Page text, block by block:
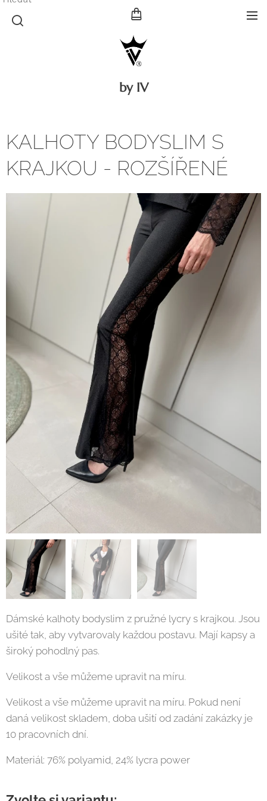
by IV
KALHOTY BODYSLIM S
KRAJKOU - ROZŠÍŘENÉ
Dámské kalhoty bodyslim z pružné lycry s krajkou. Jsou
ušité tak, aby vytvarovaly každou postavu. Mají kapsy a
široký pohodlný pas.
Velikost a vše můžeme upravit na míru.
Velikost a vše můžeme upravit na míru. Pokud není
daná velikost skladem, doba ušití od zadání zakázky je
10 pracovních dní.
Materiál: 76% polyamid, 24% lycra power